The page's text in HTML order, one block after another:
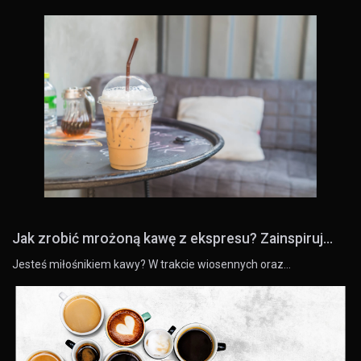
Jak zrobić mrożoną kawę z ekspresu? Zainspiruj...
Jesteś miłośnikiem kawy? W trakcie wiosennych oraz…